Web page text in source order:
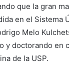
que la gran
en el Sistema
Melo
y doctorando en
de la USP.